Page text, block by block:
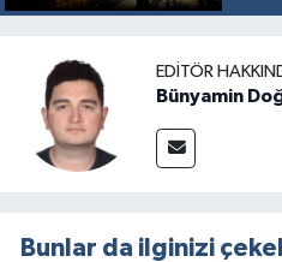
EDITÖR
Bünyamin
Bunlar da ilginizi